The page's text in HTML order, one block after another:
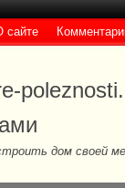
дом своей
сайте